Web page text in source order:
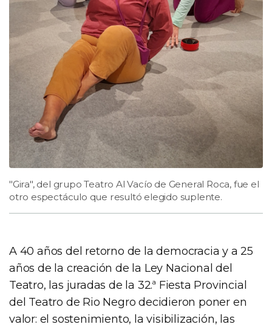
"Gira", del grupo Teatro Al Vacío de General Roca, fue el
otro espectáculo que resultó elegido suplente.
A 40 años del retorno de la democracia y a 25
años de la creación de la Ley Nacional del
Teatro, las juradas de la 32.ª Fiesta Provincial
del Teatro de Rio Negro decidieron poner en
valor: el sostenimiento, la visibilización, las